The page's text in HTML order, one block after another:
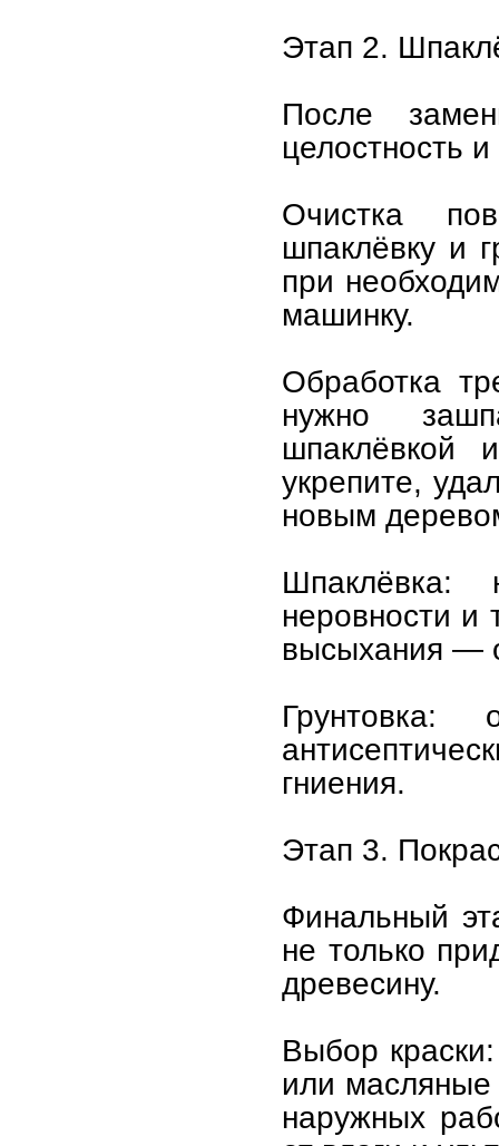
Этап 2.
После
целостность
Очистка
шпаклёвку и
при
машинку.
Обработка
нужно
шпаклёвкой
укрепите,
новым
Шпаклёвка:
неровности
высыхания —
Грунтовка:
гниения.
Этап 3.
Финальный
не только
древесину.
Выбор
или масляные
наружных